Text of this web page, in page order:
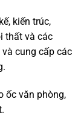
kiến trúc,
thất và các
cung cấp các
ốc văn phòng,